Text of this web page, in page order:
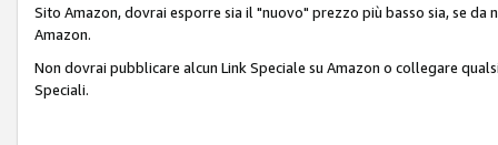
Sito Amazon, dovrai esporre sia il "nuovo" prezzo più basso sia, se
Amazon.
Non dovrai pubblicare alcun Link Speciale su Amazon o collegare
Speciali.